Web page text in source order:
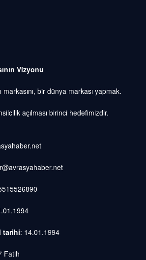
Vizyonu
bir dünya markası yapmak.
açılması birinci hedefimizdir.
tarihi: 14.01.1994
Fatih